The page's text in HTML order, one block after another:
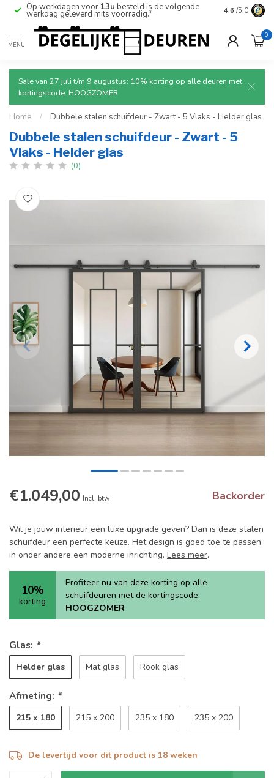
Op werkdagen voor 13u besteld is de volgende
werkdag geleverd mits voorradig.*
Ruim aanbod
deuren.
4.6 /5.0
MENU
0
Sale van 27 juli t/m 9 augustus: 10% korting op alle deuren met
kortingscode: HOOGZOMER
Home / Dubbele stalen schuifdeur - Zwart - 5 Vlaks - Helder glas
Dubbele stalen schuifdeur - Zwart - 5
Vlaks - Helder glas
(0)
€1.049,00 Incl. btw Backorder
Wil je jouw interieur een luxe upgrade geven? Dan is deze stalen
schuifdeur een perfecte keuze. Het design is goed toe te passen
in onder andere een moderne inrichting. Lees meer.
10%
korting
Profiteer nu van deze korting op alle
schuifdeuren met de kortingscode:
HOOGZOMER
Glas: *
Helder glas Mat glas Rook glas
Afmeting: *
215 x 180 215 x 200 235 x 180 235 x 200
De levertijd voor dit product is 18 weken